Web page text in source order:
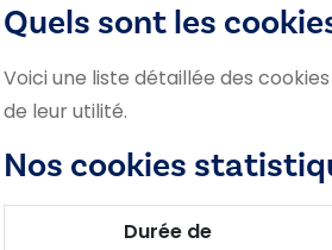
Quels sont les
Voici une liste détaillée des
de leur utilité.
Nos cookies
Durée de